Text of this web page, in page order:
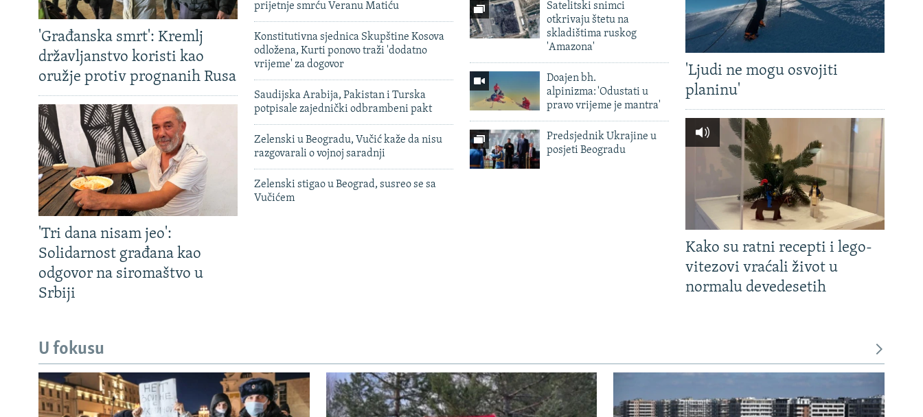
'Građanska smrt': Kremlj
državljanstvo koristi kao
oružje protiv prognanih Rusa
'Tri dana nisam jeo':
Solidarnost građana kao
odgovor na siromaštvo u
Srbiji
prijetnje smrću Veranu Matiću
Konstitutivna sjednica Skupštine Kosova
odložena, Kurti ponovo traži 'dodatno
vrijeme' za dogovor
Saudijska Arabija, Pakistan i Turska
potpisale zajednički odbrambeni pakt
Zelenski u Beogradu, Vučić kaže da nisu
razgovarali o vojnoj saradnji
Zelenski stigao u Beograd, susreo se sa
Vučićem
Satelitski snimci
otkrivaju štetu na
skladištima ruskog
'Amazona'
Doajen bh.
alpinizma: 'Odustati u
pravo vrijeme je mantra'
Predsjednik Ukrajine u
posjeti Beogradu
'Ljudi ne mogu osvojiti
planinu'
Kako su ratni recepti i lego-
vitezovi vraćali život u
normalu devedesetih
U fokusu